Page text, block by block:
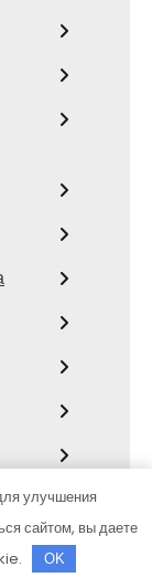
улучшения
сайтом, вы даете
OK